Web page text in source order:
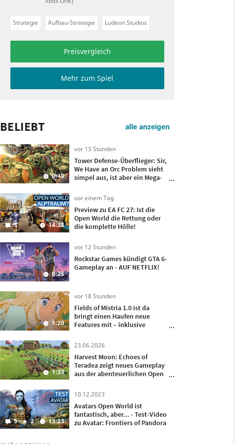
Strategie Aufbau-Strategie Ludeon Studios
Preisvergleich
Mehr zum Spiel
BELIEBT alle anzeigen
0:40
vor 13 Stunden
Tower Defense-Überflieger: Sir,
We Have an Orc Problem sieht
simpel aus, ist aber ein Mega-
3 14:38
vor einem Tag
Preview zu EA FC 27: Ist die
Open World die Rettung oder
die komplette Hölle!
0:25
vor 12 Stunden
Rockstar Games kündigt GTA 6-
Gameplay an - AUF NETFLIX!
1:20
vor 18 Stunden
Fields of Mistria 1.0 ist da
bringt einen Haufen neue
Features mit – inklusive
1:33
23.06.2026
Harvest Moon: Echoes of
Teradea zeigt neues Gameplay
aus der abenteuerlichen Open
5 2 13:23
10.12.2023
Avatars Open World ist
fantastisch, aber... - Test-Video
zu Avatar: Frontiers of Pandora